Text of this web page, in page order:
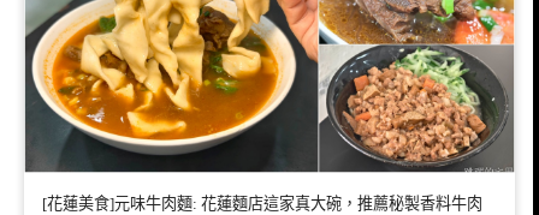
[花蓮美食]元味牛肉麵: 花蓮麵店這家真大碗，推薦秘製香料牛肉